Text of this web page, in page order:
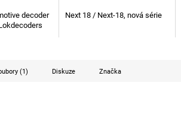
decoder
Next 18 / Next-18, nová série
(1) Diskuze Značka